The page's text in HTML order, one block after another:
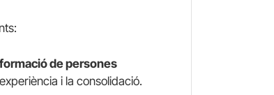
de persones
i la consolidació.